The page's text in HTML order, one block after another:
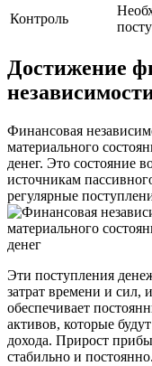
Контроль
Достижение
Финансовая
материального
денег. Это состояние
источникам
регулярные
Эти поступления
затрат времени и сил,
обеспечивает
активов, которые
дохода. Прирост
стабильно и постоянно.